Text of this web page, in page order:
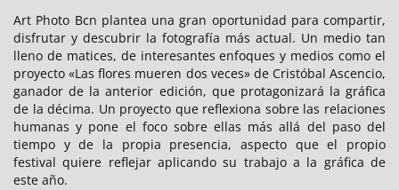
Art Photo Bcn plantea una gran oportunidad para compartir,
disfrutar y descubrir la fotografía más actual. Un medio tan
lleno de matices, de interesantes enfoques y medios como el
proyecto «Las flores mueren dos veces» de Cristóbal Ascencio,
ganador de la anterior edición, que protagonizará la gráfica
de la décima. Un proyecto que reflexiona sobre las relaciones
humanas y pone el foco sobre ellas más allá del paso del
tiempo y de la propia presencia, aspecto que el propio
festival quiere reflejar aplicando su trabajo a la gráfica de
este año.